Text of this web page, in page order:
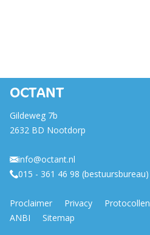
OCTANT
Gildeweg 7b
2632 BD Nootdorp
info@octant.nl
015 - 361 46 98 (bestuursbureau)
Proclaimer Privacy
Protocollen
ANBI
Sitemap